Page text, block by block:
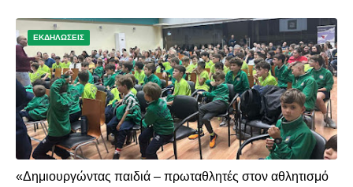
ΕΚΔΗΛΩΣΕΙΣ
«Δημιουργώντας παιδιά – πρωταθλητές στον αθλητισμό